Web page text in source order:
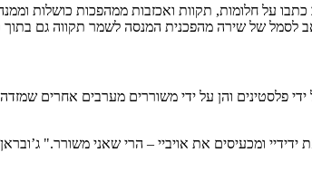
על חלומות, תקוות ואכזבות ממהפכות כושלות
לסמל של שירה מהפכנית המנסה לשמר תקווה גם
פלסטינים והן על ידי משוררים מערבים אחרים
ומכעיסים את אויביי – הרי שאני משורר."